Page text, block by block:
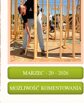
MARZEC - 20 - 2026
MOŻLIWOŚĆ KOMENTOWANIA